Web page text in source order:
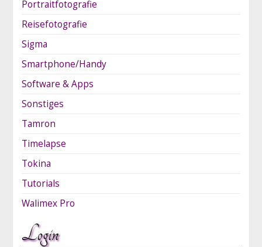
Portraitfotografie
Reisefotografie
Sigma
Smartphone/Handy
Software & Apps
Sonstiges
Tamron
Timelapse
Tokina
Tutorials
Walimex Pro
Login